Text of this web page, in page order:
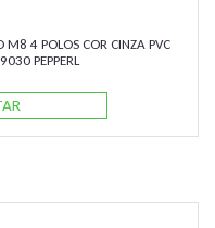
4 POLOS COR CINZA PVC
PEPPERL